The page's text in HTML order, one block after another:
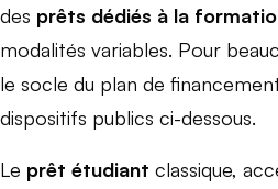
des prêts dédiés à la
modalités variables. Pour
le socle du plan de
dispositifs publics ci-dessous.
Le prêt étudiant classique,